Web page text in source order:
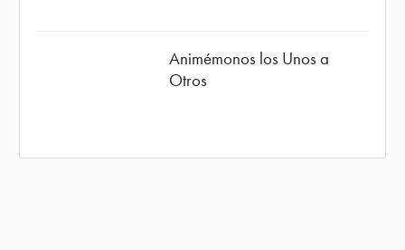
Animémonos los Unos a
Otros